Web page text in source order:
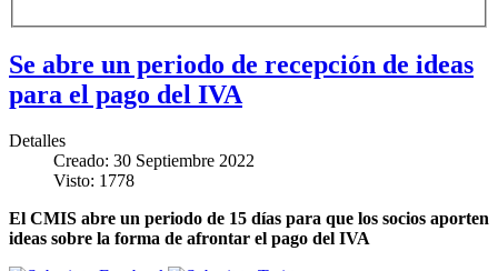
Se abre un periodo de recepción de ideas
para el pago del IVA
Detalles
Creado: 30 Septiembre 2022
Visto: 1778
El CMIS abre un periodo de 15 días para que los socios aporten
ideas sobre la forma de afrontar el pago del IVA